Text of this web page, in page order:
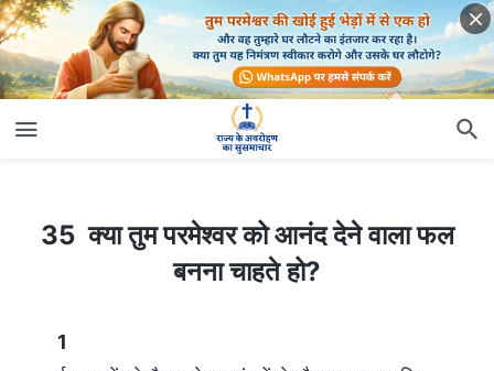
35 क्या तुम परमेश्वर को आनंद देने वाला फल बनना चाहते हो?
35 क्या तुम परमेश्वर को आनंद देने वाला फल
बनना चाहते हो?
1